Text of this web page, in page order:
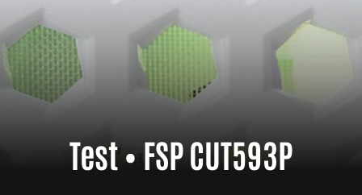
Test • FSP CUT593P